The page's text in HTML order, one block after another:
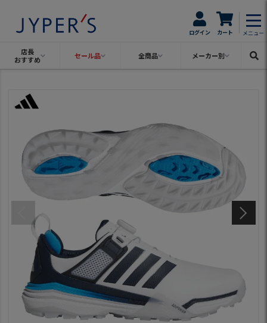
ログイン カート メニュー
店長
おすすめ
セール品 全商品 メーカー別